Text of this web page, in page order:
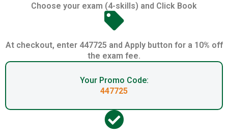
Choose your exam (4-skills) and Click Book
At checkout, enter 447725 and Apply button for a 10% off
the exam fee.
Your Promo Code:
447725